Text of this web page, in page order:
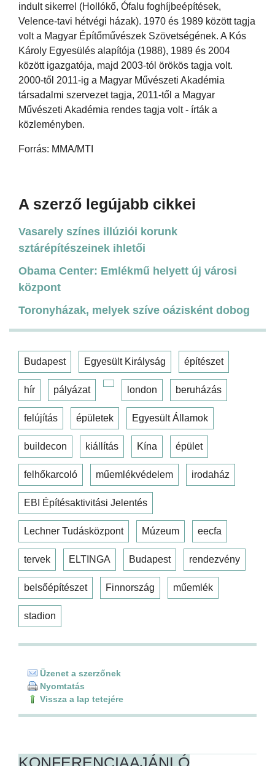
indult sikerrel (Hollókő, Ófalu foghíjbeépítések,
Velence-tavi hétvégi házak). 1970 és 1989 között tagja
volt a Magyar Építőművészek Szövetségének. A Kós
Károly Egyesülés alapítója (1988), 1989 és 2004
között igazgatója, majd 2003-tól örökös tagja volt.
2000-től 2011-ig a Magyar Művészeti Akadémia
társadalmi szervezet tagja, 2011-től a Magyar
Művészeti Akadémia rendes tagja volt - írták a
közleményben.
Forrás: MMA/MTI
A szerző legújabb cikkei
Vasarely színes illúziói korunk
sztárépítészeinek ihletői
Obama Center: Emlékmű helyett új városi
központ
Toronyházak, melyek szíve oázisként dobog
Budapest Egyesült Királyság építészet
hír pályázat london beruházás
felújítás épületek Egyesült Államok
buildecon kiállítás Kína épület
felhőkarcoló műemlékvédelem irodaház
EBI Építésaktivitási Jelentés
Lechner Tudásközpont Múzeum eecfa
tervek ELTINGA Budapest rendezvény
belsőépítészet Finnország műemlék
stadion
Üzenet a szerzőnek
Nyomtatás
Vissza a lap tetejére
KONFERENCIAAJÁNLÓ